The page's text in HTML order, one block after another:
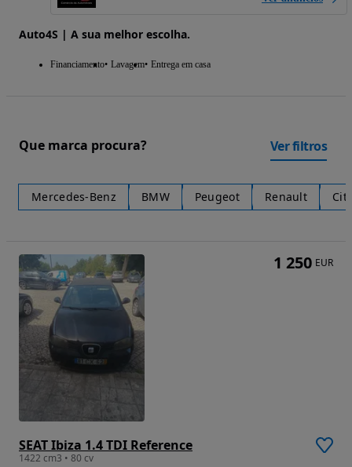
Auto4S | A sua melhor escolha.
Financiamento Lavagem Entrega em casa
Que marca procura? Ver filtros
Mercedes-Benz BMW Peugeot Renault
SEAT Ibiza 1.4 TDI Reference
1422 cm3 • 80 cv
1 250 EUR